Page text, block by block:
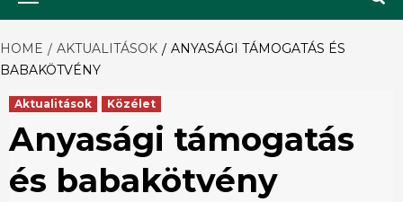
Szó
HOME AKTUALITÁSOK
ANYASÁGI TÁMOGATÁS ÉS
BABAKÖTVÉNY
Aktualitások Közélet
Anyasági támogatás
és babakötvény